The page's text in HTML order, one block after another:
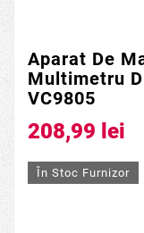
Aparat De
Multimetru
VC9805
208,99 lei
În Stoc Furnizor